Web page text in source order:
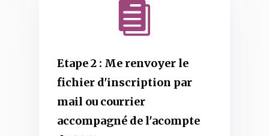

Etape 2 : Me renvoyer le
fichier d'inscription par
mail ou courrier
accompagné de l'acompte